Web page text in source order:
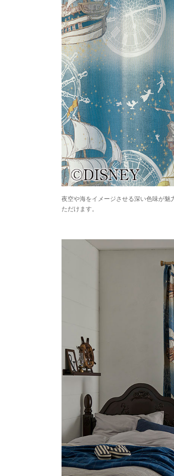
夜空や海をイメージさせる深い色味が
ただけます。